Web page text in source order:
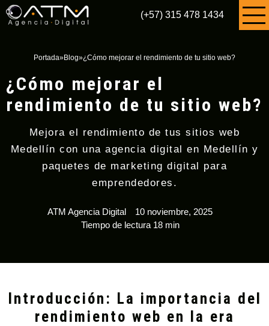
(+57) 315 478 1434
Portada»Blog»¿Cómo mejorar el rendimiento de tu sitio web?
¿Cómo mejorar el
rendimiento de tu sitio web?
Mejora el rendimiento de tus sitios web
Medellín con una agencia digital en Medellín y
paquetes de marketing digital para
emprendedores.
ATM Agencia Digital
10 noviembre, 2025
Tiempo de lectura 18 min
Introducción: La importancia del
rendimiento web en la era